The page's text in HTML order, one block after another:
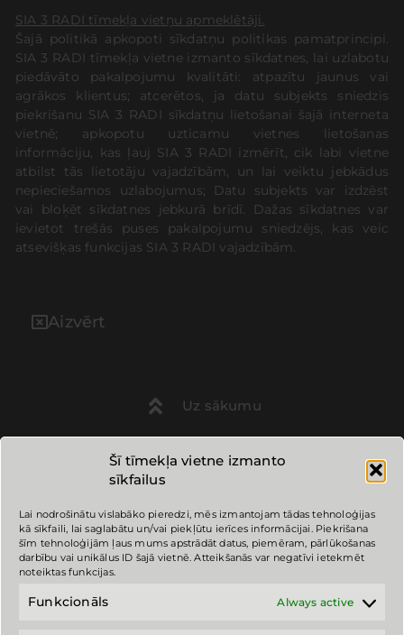
Šī tīmekļa vietne izmanto
sīkfailus
Lai nodrošinātu vislabāko pieredzi, mēs izmantojam tādas tehnoloģijas
kā sīkfaili, lai saglabātu un/vai piekļūtu ierīces informācijai. Piekrišana
šīm tehnoloģijām ļaus mums apstrādāt datus, piemēram, pārlūkošanas
darbību vai unikālus ID šajā vietnē. Atteikšanās var negatīvi ietekmēt
noteiktas funkcijas.
Funkcionāls Always active
SIA 3 RADI tīmekļa vietņu apmeklētāji.
Šajā politikā apkopoti sīkdatņu politikas pamatprincipi.
SIA 3 RADI tīmekļa vietne izmanto sīkdatnes, lai uzlabotu
piedāvāto pakalpojumu kvalitāti: atpazītu jaunus vai
agrākos klientus; atcerētos, ja datu subjekts sniedzis
piekrišanu SIA 3 RADI sīkdatņu lietošanai šajā interneta
vietnē; apkopotu uzticamu vietnes lietošanas
informāciju, kas ļauj SIA 3 RADI izmērīt, cik labi vietne
atbilst tās lietotāju vajadzībām, un lai veiktu jebkādus
nepieciešamos uzlabojumus; Datu subjekts var izdzēst
vai bloķēt sīkdatnes jebkurā brīdī. Dažas sīkdatnes var
ievietot trešās puses pakalpojumu sniedzējs, kas veic
atsevišķas funkcijas SIA 3 RADI vajadzībām.
Aizvērt
Uz sākumu
3 RADI kontakti:
Adrese: "Indriķi", Viļķenes pagasts, Limbažu novads. LV-
4050
Tālrunis: 26494982
e-pasts: mail@3radi.lv